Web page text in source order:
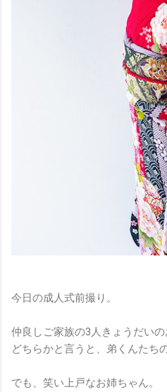
今日の成人式前撮り。
仲良しご家族の3人きょうだいの
どちらかと言うと、弟くんたち
でも、笑い上戸なお姉ちゃん。